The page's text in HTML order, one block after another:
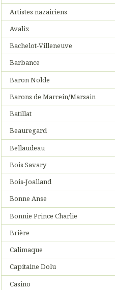
Artistes nazairiens
Avalix
Bachelot-Villeneuve
Barbance
Baron Nolde
Barons de Marcein/Marsain
Batillat
Beauregard
Bellaudeau
Bois Savary
Bois-Joalland
Bonne Anse
Bonnie Prince Charlie
Brière
Calimaque
Capitaine Dolu
Casino